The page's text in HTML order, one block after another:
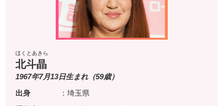
ほくとあきら
北斗晶
1967年7月13日生まれ（59歳）
出身
：埼玉県